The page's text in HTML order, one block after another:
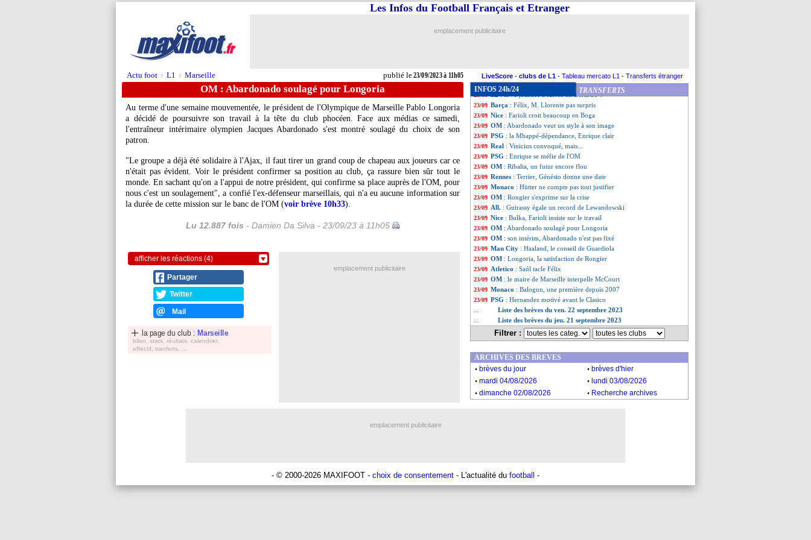
Actu foot > L1 > Marseille publié le23/09/2023 à 11h05
Les Infos du Football Français et Etranger
emplacement publicitaire
LiveScore - clubs de L1 - Tableau mercato L1 - Transferts étranger
OM : Abardonado soulagé pour Longoria
Au terme d'une semaine mouvementée, le président de l'Olympique de Marseille Pablo Longoria
a décidé de poursuivre son travail à la tête du club phocéen. Face aux médias ce samedi,
l'entraîneur intérimaire olympien Jacques Abardonado s'est montré soulagé du choix de son
patron.
"Le groupe a déjà été solidaire à l'Ajax, il faut tirer un grand coup de chapeau aux joueurs car ce
n'était pas évident. Voir le président confirmer sa position au club, ça rassure bien sûr tout le
monde. En sachant qu'on a l'appui de notre président, qui confirme sa place auprès de l'OM, pour
nous c'est un soulagement", a confié l'ex-défenseur marseillais, qui n'a eu aucune information sur
la durée de cette mission sur le banc de l'OM (voir brève 10h33).
Lu 12.887 fois - Damien Da Silva - 23/09/23 à 11h05
afficher les réactions (4)
Partager
Twitter
Mail
la page du club : Marseille
bilan, stats, réultats, calendrier,
effectif, tranferts, ...
INFOS 24h/24 TRANSFERTS
23/09 All.: Dortmund gagne grâce à Reus
23/09 Al Ettifaq: Lingard pourrait signer
23/09 OM: Anigo va récupérer 3,2 M€
23/09 OM: Rothen cartonne Papin et Boli !
23/09 PSG: Enrique n'a pas oublié Ounahi
: la 7e journée à suivre en DIRECT !
23/09 Barça : Félix, M. Llorente pas surpris
23/09 Nice : Farioli croit beaucoup en Boga
23/09 OM : Abardonado veut un style à son image
23/09 PSG : la Mbappé-dépendance, Enrique clair
23/09 Real : Vinicius convoqué, mais...
23/09 PSG : Enrique se méfie de l'OM
23/09 OM : Ribalta, un futur encore flou
23/09 Rennes : Terrier, Génésio donne une date
23/09 Monaco : Hütter ne compte pas tout justifier
23/09 OM : Rongier s'exprime sur la crise
23/09 All. : Guirassy égale un record de Lewandowski
23/09 Nice : Bulka, Farioli insiste sur le travail
23/09 OM : Abardonado soulagé pour Longoria
23/09 OM : son intérim, Abardonado n'est pas fixé
23/09 Man City : Haaland, le conseil de Guardiola
23/09 OM : Longoria, la satisfaction de Rongier
23/09 Atletico : Saúl tacle Félix
23/09 OM : le maire de Marseille interpelle McCourt
23/09 Monaco : Balogun, une première depuis 2007
23/09 PSG : Hernandez motivé avant le Clasico
Liste des brèves du ven. 22 septembre 2023
Liste des brèves du jeu. 21 septembre 2023
Filtrer :
emplacement publicitaire
ARCHIVES DES BREVES
. brèves du jour . brèves d'hier
. mardi 04/08/2026 . lundi 03/08/2026
. dimanche 02/08/2026 . Recherche archives
emplacement publicitaire
- © 2000-2026 MAXIFOOT - choix de consentement - L'actualité du football -